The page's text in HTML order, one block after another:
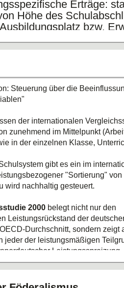
Erträge:
Höhe des
bzw.
Steuerung über die
der internationalen
zunehmend im Mittelpunkt
in der einzelnen Klasse,
gibt es ein im
"Sortierung"
wird nachhaltig gesteuert.
2000 belegt nicht nur den
Leistungsrückstand der
Durchschnitt, sondern zeigt
jeder der leistungsmäßigen
Leistungsspreizung
durch externe
/ Selbst-, Meta- und